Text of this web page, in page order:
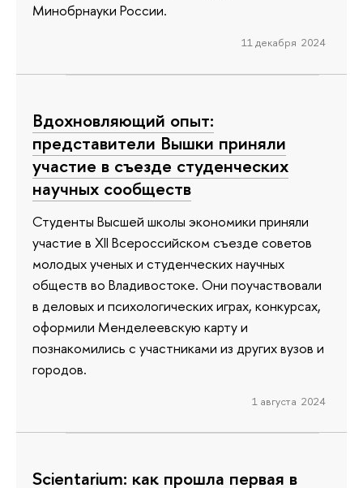
Минобрнауки России.
11 декабря 2024
Вдохновляющий опыт:
представители Вышки приняли
участие в съезде студенческих
научных сообществ
Студенты Высшей школы экономики приняли
участие в XII Всероссийском съезде советов
молодых ученых и студенческих научных
обществ во Владивостоке. Они поучаствовали
в деловых и психологических играх, конкурсах,
оформили Менделеевскую карту и
познакомились с участниками из других вузов и
городов.
1 августа 2024
Scientarium: как прошла первая в